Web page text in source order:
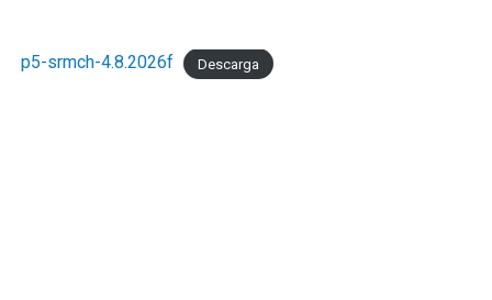
p5-srmch-4.8.2026f Descarga